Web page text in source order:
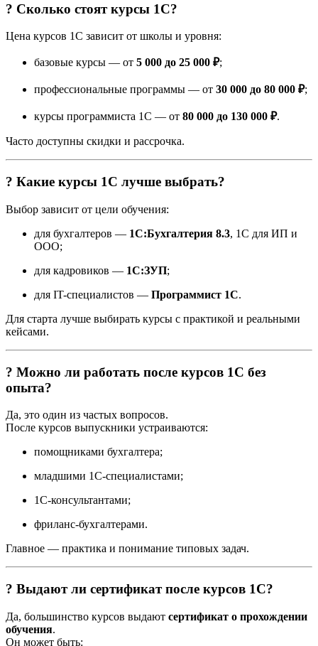
? Сколько стоят курсы 1С?
Цена курсов 1С зависит от школы и уровня:
базовые курсы — от 5 000 до 25 000 ₽;
профессиональные программы — от 30 000 до 80 000 ₽;
курсы программиста 1С — от 80 000 до 130 000 ₽.
Часто доступны скидки и рассрочка.
? Какие курсы 1С лучше выбрать?
Выбор зависит от цели обучения:
для бухгалтеров — 1С:Бухгалтерия 8.3, 1С для ИП и
ООО;
для кадровиков — 1С:ЗУП;
для IT-специалистов — Программист 1С.
Для старта лучше выбирать курсы с практикой и реальными
кейсами.
? Можно ли работать после курсов 1С без
опыта?
Да, это один из частых вопросов.
После курсов выпускники устраиваются:
помощниками бухгалтера;
младшими 1С-специалистами;
1С-консультантами;
фриланс-бухгалтерами.
Главное — практика и понимание типовых задач.
? Выдают ли сертификат после курсов 1С?
Да, большинство курсов выдают сертификат о прохождении
обучения.
Он может быть: